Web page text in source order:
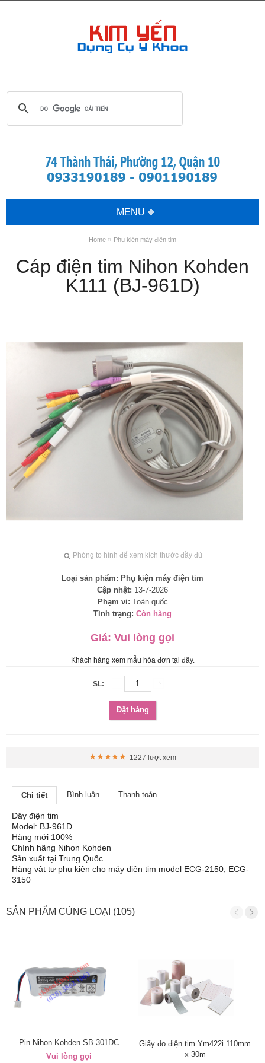
MENU
Home » Phụ kiện máy điện tim
Cáp điện tim Nihon Kohden
K111 (BJ-961D)
Phóng to hình để xem kích thước đầy đủ
Loại sản phẩm: Phụ kiện máy điện tim
Cập nhật: 13-7-2026
Phạm vi: Toàn quốc
Tình trạng: Còn hàng
Giá: Vui lòng gọi
Khách hàng xem mẫu hóa đơn tại đây.
SL:
Đặt hàng
1227 lượt xem
Chi tiết Bình luận Thanh toán
Dây điện tim
Model: BJ-961D
Hàng mới 100%
Chính hãng Nihon Kohden
Sản xuất tại Trung Quốc
Hàng vật tư phụ kiện cho máy điện tim model ECG-2150, ECG-
3150
SẢN PHẨM CÙNG LOẠI (105)
Pin Nihon Kohden SB-301DC
Vui lòng gọi
Giấy đo điện tim Ym422i 110mm
x 30m